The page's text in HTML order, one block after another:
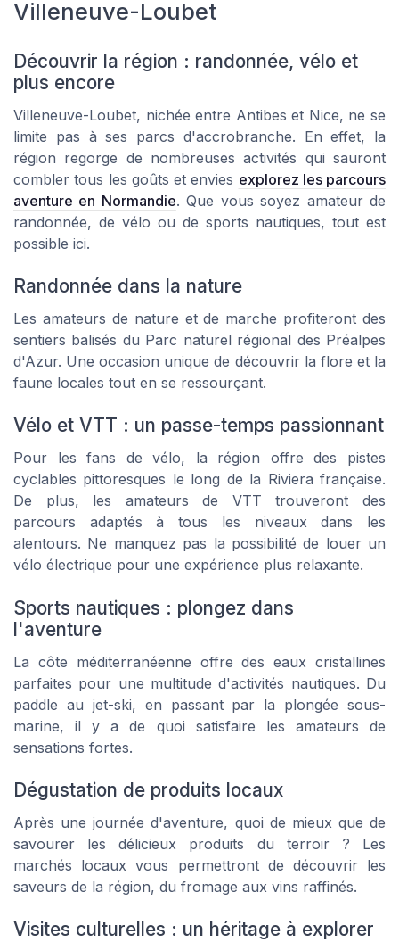
Villeneuve-Loubet
Découvrir la région : randonnée, vélo et
plus encore
Villeneuve-Loubet, nichée entre Antibes et Nice, ne se
limite pas à ses parcs d'accrobranche. En effet, la
région regorge de nombreuses activités qui sauront
combler tous les goûts et envies explorez les parcours
aventure en Normandie. Que vous soyez amateur de
randonnée, de vélo ou de sports nautiques, tout est
possible ici.
Randonnée dans la nature
Les amateurs de nature et de marche profiteront des
sentiers balisés du Parc naturel régional des Préalpes
d'Azur. Une occasion unique de découvrir la flore et la
faune locales tout en se ressourçant.
Vélo et VTT : un passe-temps passionnant
Pour les fans de vélo, la région offre des pistes
cyclables pittoresques le long de la Riviera française.
De plus, les amateurs de VTT trouveront des
parcours adaptés à tous les niveaux dans les
alentours. Ne manquez pas la possibilité de louer un
vélo électrique pour une expérience plus relaxante.
Sports nautiques : plongez dans
l'aventure
La côte méditerranéenne offre des eaux cristallines
parfaites pour une multitude d'activités nautiques. Du
paddle au jet-ski, en passant par la plongée sous-
marine, il y a de quoi satisfaire les amateurs de
sensations fortes.
Dégustation de produits locaux
Après une journée d'aventure, quoi de mieux que de
savourer les délicieux produits du terroir ? Les
marchés locaux vous permettront de découvrir les
saveurs de la région, du fromage aux vins raffinés.
Visites culturelles : un héritage à explorer